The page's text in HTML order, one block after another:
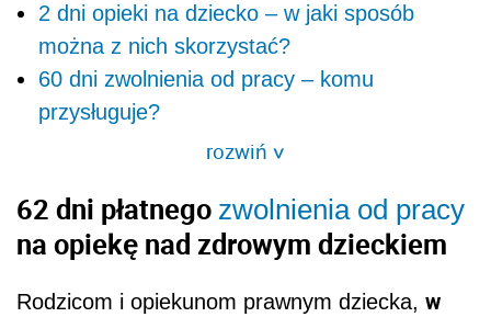
2 dni opieki na dziecko – w jaki sposób
można z nich skorzystać?
60 dni zwolnienia od pracy – komu
przysługuje?
rozwiń>
62 dni płatnego zwolnienia od pracy
na opiekę nad zdrowym dzieckiem
Rodzicom i opiekunom prawnym dziecka, w